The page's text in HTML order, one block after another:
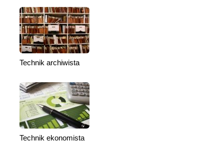
Technik archiwista
Technik ekonomista